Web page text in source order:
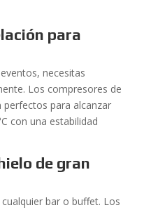
para
necesitas
Los compresores de
perfectos para alcanzar
con una estabilidad
de gran
bar o buffet. Los